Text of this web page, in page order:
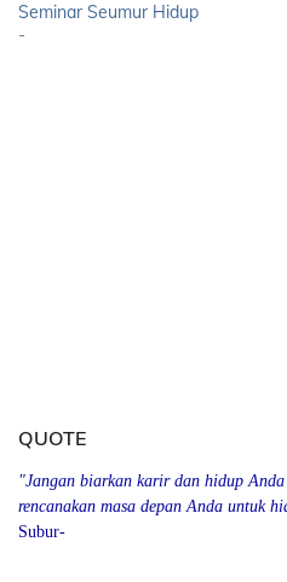
Seminar Seumur Hidup
-
QUOTE
"Jangan biarkan karir dan hidup
rencanakan masa depan Anda untuk
Subur-